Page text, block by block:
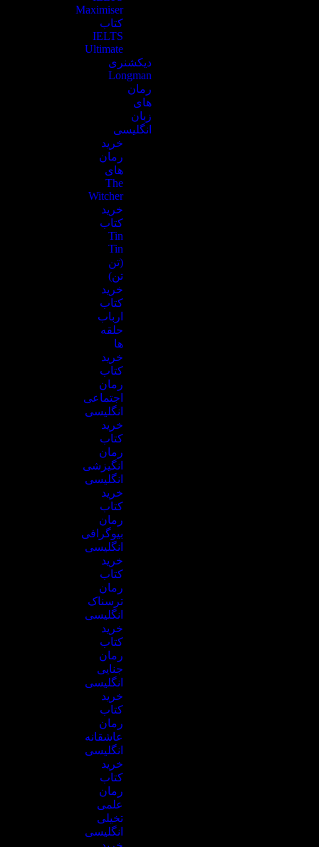
Maximiser
کتاب‌
IELTS
Ultimate
دیکشنری
Longman
رمان
های
زبان
انگلیسی
خرید
رمان
های
The
Witcher
خرید
کتاب
Tin
Tin
(تن
تن)
خرید
کتاب
ارباب
حلقه‌
ها
خرید
کتاب
رمان
اجتماعی
انگلیسی
خرید
کتاب
رمان
انگیزشی
انگلیسی
خرید
کتاب
رمان
بیوگرافی
انگلیسی
خرید
کتاب
رمان
ترسناک
انگلیسی
خرید
کتاب
رمان
جنایی
انگلیسی
خرید
کتاب
رمان
عاشقانه
انگلیسی
خرید
کتاب
رمان
علمی
تخیلی
انگلیسی